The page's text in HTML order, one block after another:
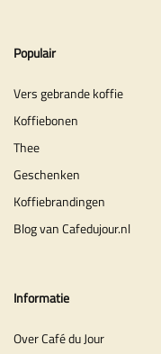
Populair
Vers gebrande koffie
Koffiebonen
Thee
Geschenken
Koffiebrandingen
Blog van Cafedujour.nl
Informatie
Over Café du Jour